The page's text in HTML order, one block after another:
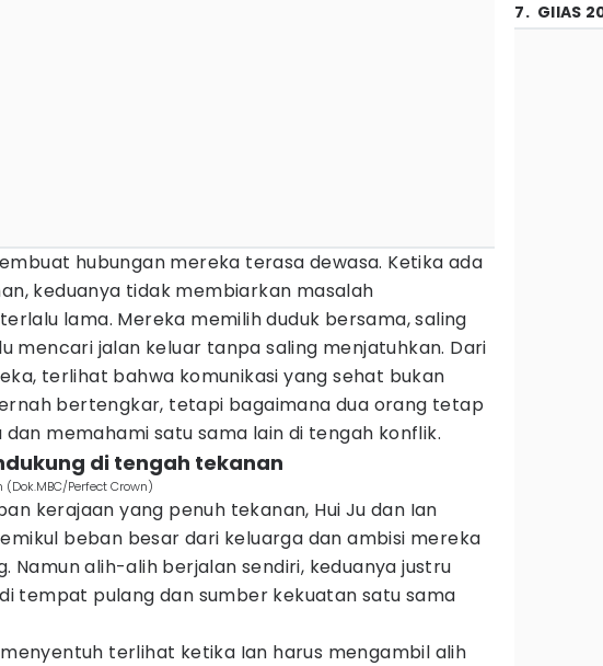
hubungan mereka terasa dewasa. Ketika ada
keduanya tidak membiarkan masalah
lama. Mereka memilih duduk bersama, saling
mencari jalan keluar tanpa saling menjatuhkan. Dari
terlihat bahwa komunikasi yang sehat bukan
bertengkar, tetapi bagaimana dua orang tetap
memahami satu sama lain di tengah konflik.
di tengah tekanan
Perfect Crown)
kerajaan yang penuh tekanan, Hui Ju dan Ian
beban besar dari keluarga dan ambisi mereka
Namun alih-alih berjalan sendiri, keduanya justru
tempat pulang dan sumber kekuatan satu sama
terlihat ketika Ian harus mengambil alih
7. GIIAS